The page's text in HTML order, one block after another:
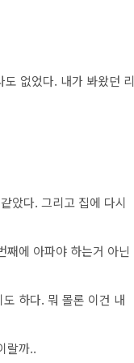
없었다. 내가 봐왔던 리
았다. 그리고 집에 다시
째에 아파야 하는거 아닌
하다. 뭐 몰론 이건 내
랄까..